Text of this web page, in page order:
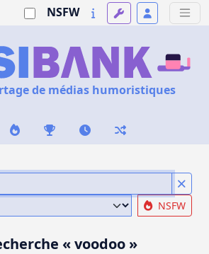
NSFW
de médias humoristiques
NSFW
« voodoo »